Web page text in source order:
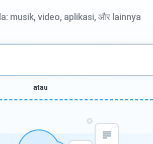
musik, video, aplikasi, और lainnya
atau